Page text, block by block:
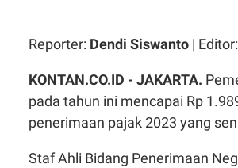
Reporter: Dendi Siswanto | Editor:
KONTAN.CO.ID - JAKARTA.
pada tahun ini mencapai Rp
penerimaan pajak 2023 yang
Staf Ahli Bidang Penerimaan